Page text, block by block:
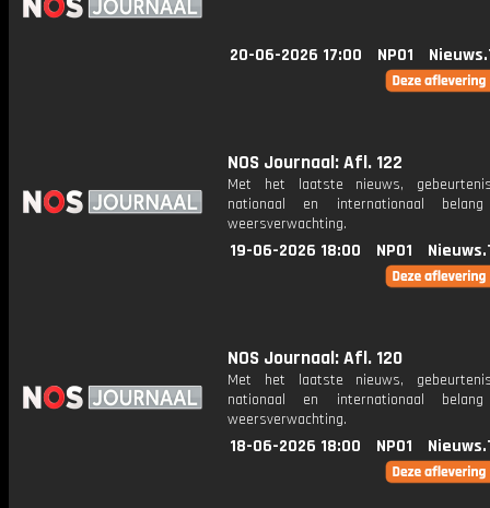
20-06-2026 17:00 NPO1
NOS Journaal: Afl. 122
Met het laatste nieuws,
nationaal en internationaal
weersverwachting.
19-06-2026 18:00 NPO1
NOS Journaal: Afl. 120
Met het laatste nieuws,
nationaal en internationaal
weersverwachting.
18-06-2026 18:00 NPO1